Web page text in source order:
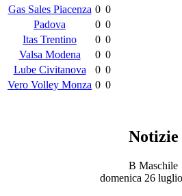
Gas Sales Piacenza 0 0
Padova
0 0
Itas Trentino
0 0
Valsa Modena
0 0
Lube Civitanova
0 0
Vero Volley Monza 0 0
Notizie
B Maschile
domenica 26